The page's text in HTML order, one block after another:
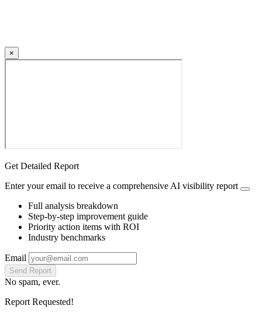
×
Get Detailed Report
Enter your email to receive a comprehensive AI visibility report
Full analysis breakdown
Step-by-step improvement guide
Priority action items with ROI
Industry benchmarks
Email
Send Report
No spam, ever.
Report Requested!